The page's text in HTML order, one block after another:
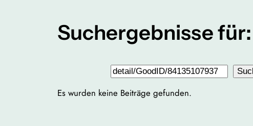
Suchergebnisse
Suchen
Es wurden keine Beiträge gefunden.